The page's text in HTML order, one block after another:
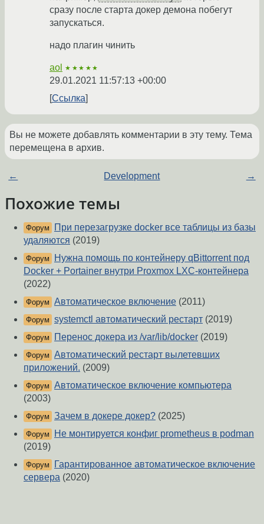
сразу после старта докер демона побегут
запускаться.
надо плагин чинить
aol ★★★★★
29.01.2021 11:57:13 +00:00
Ссылка
Вы не можете добавлять комментарии в эту тему. Тема
перемещена в архив.
← Development →
Похожие темы
Форум
При перезагрузке docker все таблицы из базы
удаляются (2019)
Форум
Нужна помощь по контейнеру qBittorrent под
Docker + Portainer внутри Proxmox LXC-контейнера
(2022)
Форум Автоматическое включение (2011)
Форум systemctl автоматический рестарт (2019)
Форум Перенос докера из /var/lib/docker (2019)
Форум Автоматический рестарт вылетевших
приложений. (2009)
Форум Автоматическое включение компьютера
(2003)
Форум Зачем в докере докер? (2025)
Форум
Не монтируется конфиг prometheus в podman
(2019)
Форум
Гарантированное автоматическое включение
сервера (2020)